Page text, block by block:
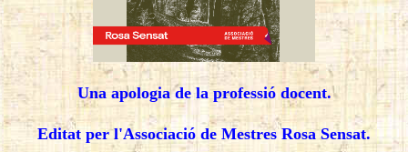
Una apologia de la professió docent.
Editat per l'Associació de Mestres Rosa Sensat.